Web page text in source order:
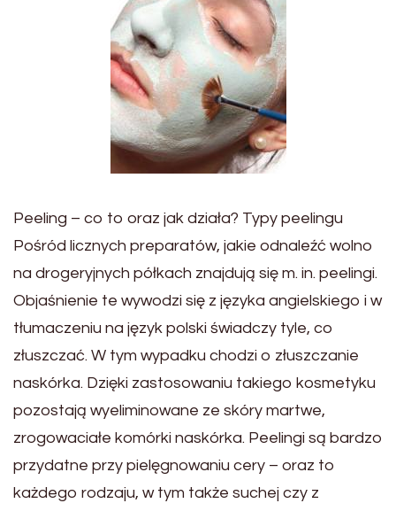
Peeling – co to oraz jak działa? Typy peelingu
Pośród licznych preparatów, jakie odnaleźć wolno
na drogeryjnych półkach znajdują się m. in. peelingi.
Objaśnienie te wywodzi się z języka angielskiego i w
tłumaczeniu na język polski świadczy tyle, co
złuszczać. W tym wypadku chodzi o złuszczanie
naskórka. Dzięki zastosowaniu takiego kosmetyku
pozostają wyeliminowane ze skóry martwe,
zrogowaciałe komórki naskórka. Peelingi są bardzo
przydatne przy pielęgnowaniu cery – oraz to
każdego rodzaju, w tym także suchej czy z